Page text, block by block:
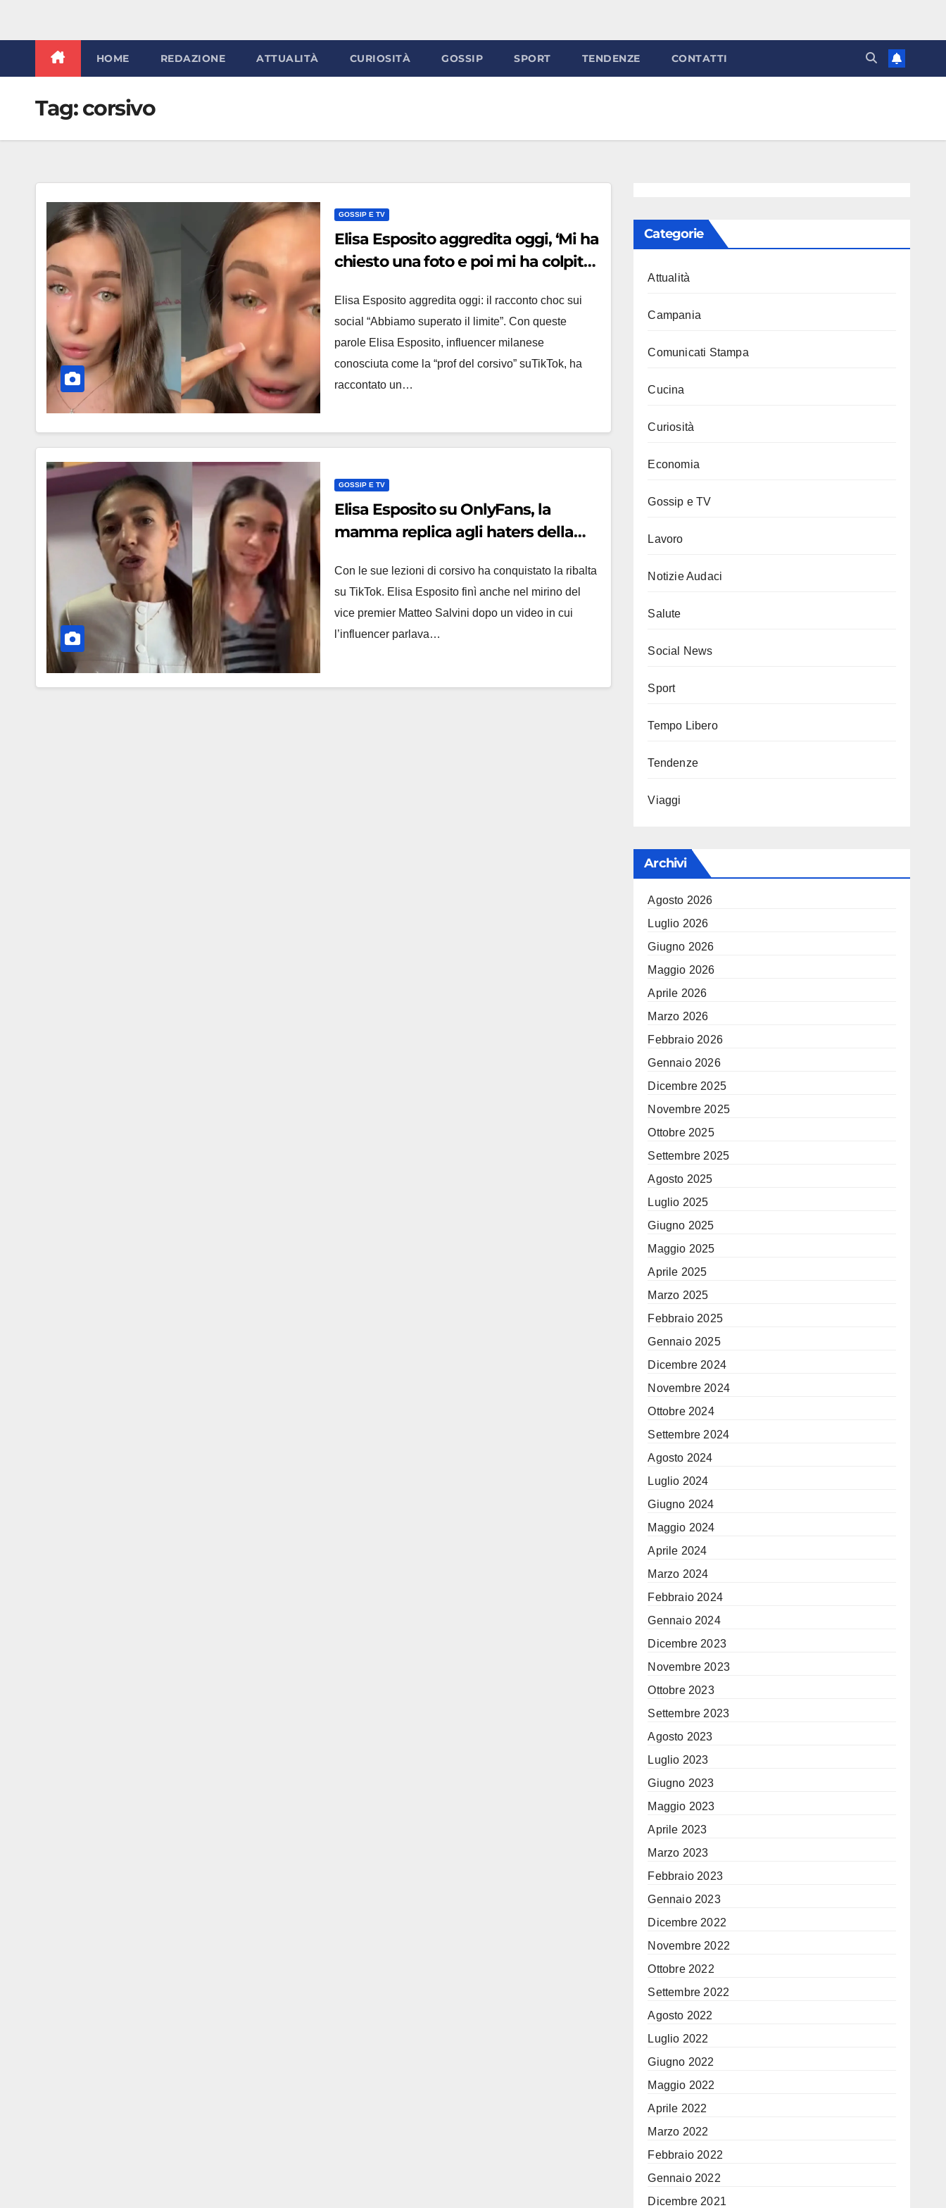
HOME REDAZIONE ATTUALITÀ CURIOSITÀ GOSSIP SPORT TENDENZE CONTATTI
Tag:corsivo
GOSSIP E TV
Elisa Esposito aggredita oggi, ‘Mi ha
chiesto una foto e poi mi ha colpita’:
Elisa Esposito aggredita oggi: il racconto choc sui
social “Abbiamo superato il limite”. Con queste
parole Elisa Esposito, influencer milanese
conosciuta come la “prof del corsivo” suTikTok, ha
raccontato un…
GOSSIP E TV
Elisa Esposito su OnlyFans, la
mamma replica agli haters della
guadagnare così’ (VIDEO)
Con le sue lezioni di corsivo ha conquistato la ribalta
su TikTok. Elisa Esposito finì anche nel mirino del
vice premier Matteo Salvini dopo un video in cui
l’influencer parlava…
Categorie
Attualità
Campania
Comunicati Stampa
Cucina
Curiosità
Economia
Gossip e TV
Lavoro
Notizie Audaci
Salute
Social News
Sport
Tempo Libero
Tendenze
Viaggi
Archivi
Agosto 2026
Luglio 2026
Giugno 2026
Maggio 2026
Aprile 2026
Marzo 2026
Febbraio 2026
Gennaio 2026
Dicembre 2025
Novembre 2025
Ottobre 2025
Settembre 2025
Agosto 2025
Luglio 2025
Giugno 2025
Maggio 2025
Aprile 2025
Marzo 2025
Febbraio 2025
Gennaio 2025
Dicembre 2024
Novembre 2024
Ottobre 2024
Settembre 2024
Agosto 2024
Luglio 2024
Giugno 2024
Maggio 2024
Aprile 2024
Marzo 2024
Febbraio 2024
Gennaio 2024
Dicembre 2023
Novembre 2023
Ottobre 2023
Settembre 2023
Agosto 2023
Luglio 2023
Giugno 2023
Maggio 2023
Aprile 2023
Marzo 2023
Febbraio 2023
Gennaio 2023
Dicembre 2022
Novembre 2022
Ottobre 2022
Settembre 2022
Agosto 2022
Luglio 2022
Giugno 2022
Maggio 2022
Aprile 2022
Marzo 2022
Febbraio 2022
Gennaio 2022
Dicembre 2021